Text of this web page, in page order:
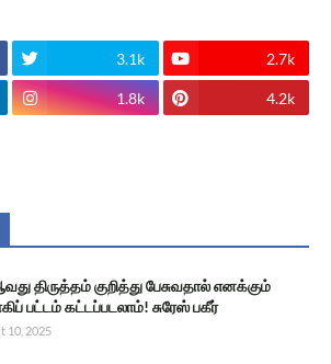
3.1k 2.7k
1.8k 4.2k
திருத்தம் குறித்து பேசுவதால் எனக்கும்
பட்டம் கட்டப்படலாம்! சுரேஸ் பகீர்
10, 2025